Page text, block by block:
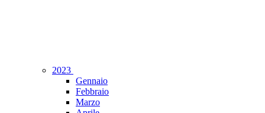
2023
Gennaio
Febbraio
Marzo